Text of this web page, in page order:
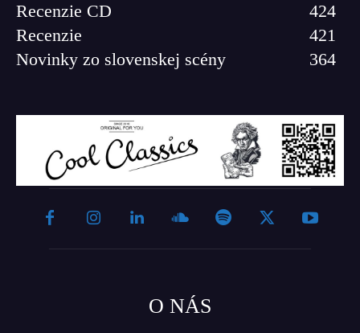
Recenzie CD
424
Recenzie
421
Novinky zo slovenskej scény
364
O NÁS